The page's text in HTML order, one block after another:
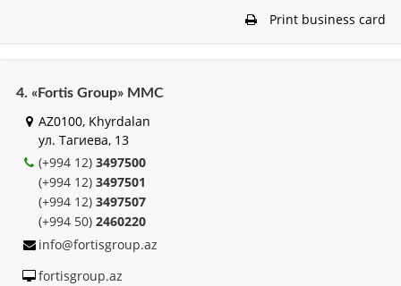
Print business card
4. «Fortis Group» MMC
AZ0100, Khyrdalan
ул. Тагиева, 13
(+994 12) 3497500
(+994 12) 3497501
(+994 12) 3497507
(+994 50) 2460220
info@fortisgroup.az
fortisgroup.az